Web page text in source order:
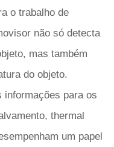
o trabalho de
não só detecta
mas também
do objeto.
informações para os
thermal
um papel